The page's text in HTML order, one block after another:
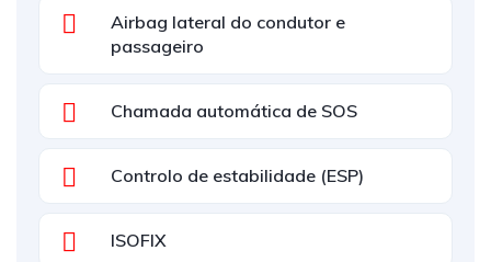
Airbag lateral do condutor e
passageiro
Chamada automática de SOS
Controlo de estabilidade (ESP)
ISOFIX